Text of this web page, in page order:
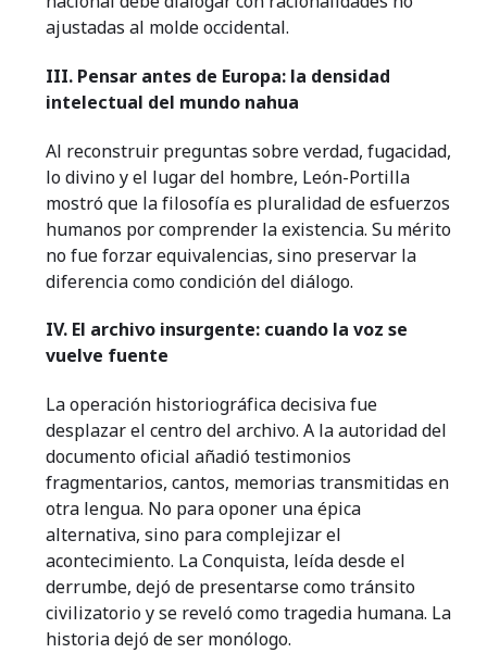
ajustadas al molde occidental.
III. Pensar antes de Europa: la densidad
intelectual del mundo nahua
Al reconstruir preguntas sobre verdad, fugacidad,
lo divino y el lugar del hombre, León-Portilla
mostró que la filosofía es pluralidad de esfuerzos
humanos por comprender la existencia. Su mérito
no fue forzar equivalencias, sino preservar la
diferencia como condición del diálogo.
IV. El archivo insurgente: cuando la voz se
vuelve fuente
La operación historiográfica decisiva fue
desplazar el centro del archivo. A la autoridad del
documento oficial añadió testimonios
fragmentarios, cantos, memorias transmitidas en
otra lengua. No para oponer una épica
alternativa, sino para complejizar el
acontecimiento. La Conquista, leída desde el
derrumbe, dejó de presentarse como tránsito
civilizatorio y se reveló como tragedia humana. La
historia dejó de ser monólogo.